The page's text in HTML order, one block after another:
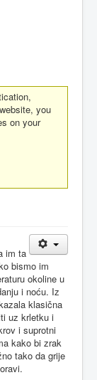
you
on your
im ta
bismo im
okoline u
i noću. Iz
klasična
uz krletku i
i suprotni
kako bi zrak
tako da grije